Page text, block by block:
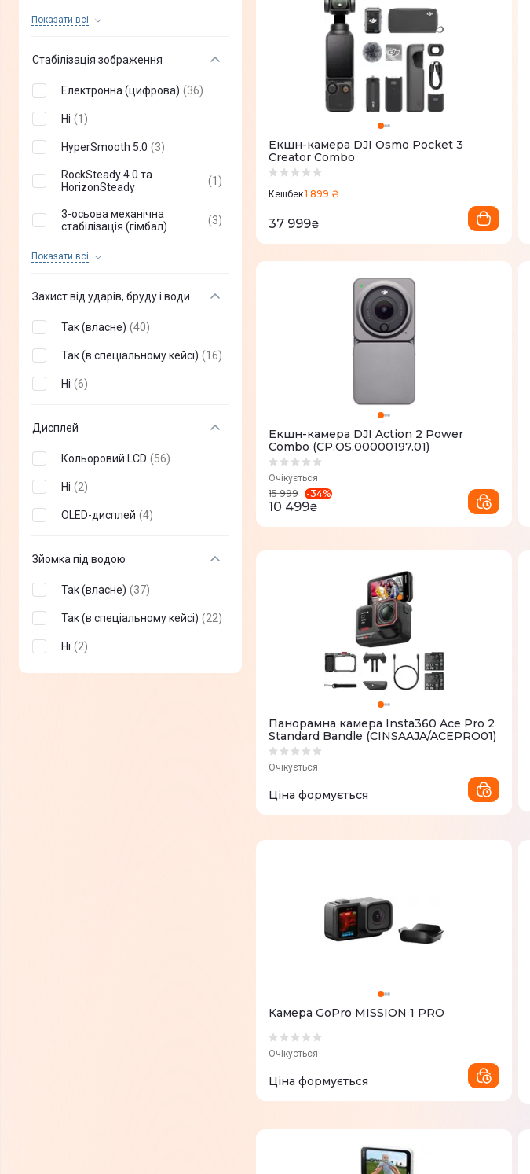
Показати всi
18 Мп (1
64 Мп (2)
Стабілізація зображення
Електронна (цифрова) (36)
Ні (1 )
HyperSmooth 5.0 (3)
RockSteady 4.0 та
HorizonSteady
(1 )
3-осьова механічна
стабілізація (гімбал)
(3)
Показати всiHypersmooth
стабілізація зображення
HyperSmooth 6.0 (7)
Захист від ударів, бруду і води
Так (власне) (40)
Так (в спеціальному кейсі) (16)
Ні (6)
Дисплей
Кольоровий LCD (56)
Ні (2)
OLED-дисплей (4)
Зйомка під водою
Так (власне) (37)
Так (в спеціальному кейсі) (22)
Ні (2)
Екшн-камера DJI Osmo Pocket 3
Creator Combo
Кешбек1 899 ₴
37 999₴
Екшн-камера DJI Action 2 Power
Combo (CP.OS.00000197.01)
Очікується
15 999 -34%
10 499₴
Панорамна камера Insta360 Ace Pro 2
Standard Bandle (CINSAAJA/ACEPRO01)
Очікується
Ціна формується
Камера GoPro MISSION 1 PRO
Очікується
Ціна формується